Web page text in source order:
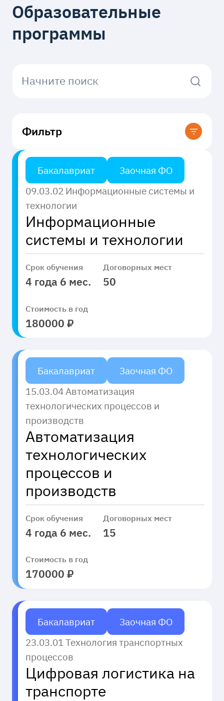
Образовательные
программы
Начните поиск
Фильтр
Код направления
Введите
Форма обучения
Очно-заочная
Заочная
Технология обучения
Применить
Применить
Бакалавриат
Заочная ФО
09.03.02 Информационные системы и
технологии
Информационные
системы и технологии
Срок обучения
4 года 6 мес.
Договорных мест
50
Стоимость в год
180000 ₽
Бакалавриат
Заочная ФО
15.03.04 Автоматизация
технологических процессов и
производств
Автоматизация
технологических
процессов и
производств
Срок обучения
4 года 6 мес.
Договорных мест
15
Стоимость в год
170000 ₽
Бакалавриат
Заочная ФО
23.03.01 Технология транспортных
процессов
Цифровая логистика на
транспорте